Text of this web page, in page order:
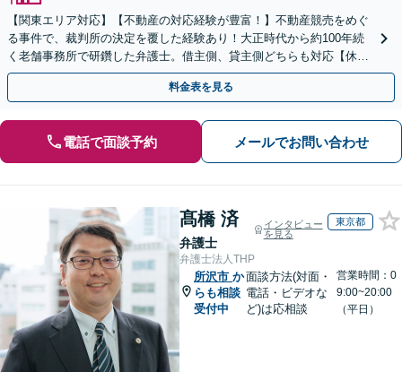
【関東エリア対応】【不動産の対応経験が豊富！】不動産競売をめぐ
る事件で、裁判所の決定を覆した経験あり！大正時代から約100年続
く老舗事務所で研鑽した弁護士。借主側、貸主側どちらも対応【休
日・夜間対応可】
料金表を見る
電話で面談予約 メールでお問い合わせ
髙橋 済
弁護士
インタビュー
を見る
東京都
弁護士法人THP
所沢市 か
らも相談
受付中
面談方法(対面・
電話・ビデオな
ど)は応相談
営業時間：0
9:00~20:00
（平日）